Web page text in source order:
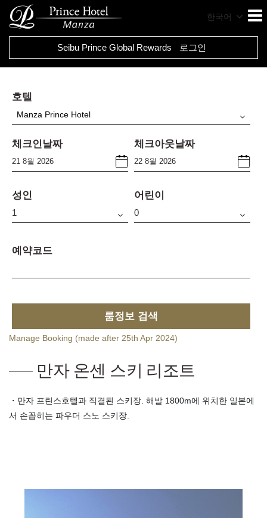
한국어
Seibu Prince Global Rewards 로그인
호텔
Manza Prince Hotel
체크인날짜 체크아웃날짜
성인 어린이
예약코드
룸정보 검색
Manage Booking (made after 25th Apr 2024)
만자 온센 스키 리조트
・만자 프린스호텔과 직결된 스키장. 해발 1800m에 위치한 일본에
서 손꼽히는 파우더 스노 스키장.